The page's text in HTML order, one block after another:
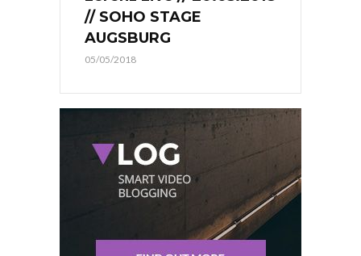
// SOHO STAGE
AUGSBURG
05/05/2018